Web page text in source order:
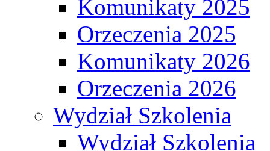
Komunikaty 2025
Orzeczenia 2025
Komunikaty 2026
Orzeczenia 2026
Wydział Szkolenia
Wydział Szkolenia